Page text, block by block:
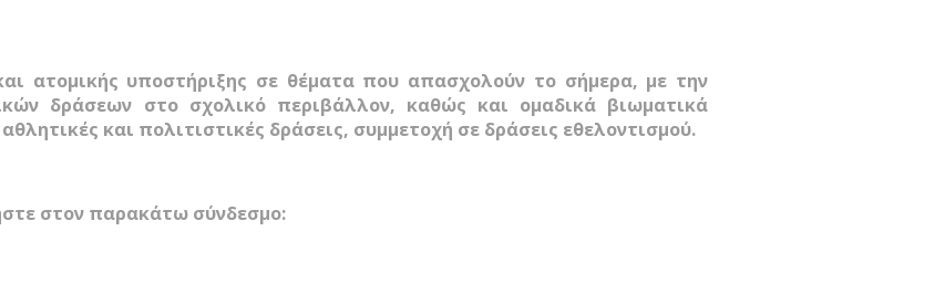
ατομικής υποστήριξης σε θέματα που απασχολούν το σήμερα, με την
δράσεων στο σχολικό περιβάλλον, καθώς και ομαδικά βιωματικά
και πολιτιστικές δράσεις, συμμετοχή σε δράσεις εθελοντισμού.
στον παρακάτω σύνδεσμο: